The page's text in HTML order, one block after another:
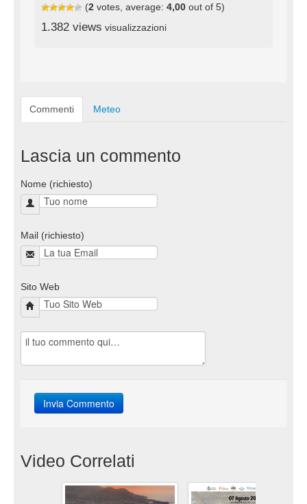
(2 votes, average: 4,00 out of 5)
1.382 views visualizzazioni
Commenti Meteo
Lascia un commento
Nome (richiesto)
Mail (richiesto)
Sito Web
Video Correlati